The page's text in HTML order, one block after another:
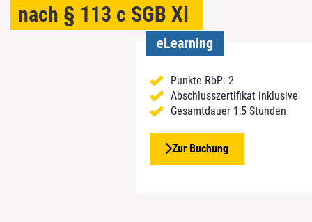
nach § 113 c SGB XI
eLearning
Punkte RbP: 2
Abschlusszertifikat inklusive
Gesamtdauer 1,5 Stunden
Zur Buchung